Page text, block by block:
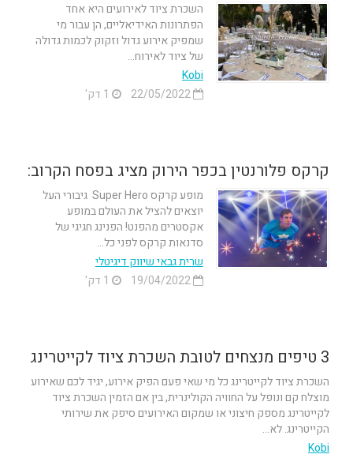
השכרת ציוד לאירועים היא אחד
הפתרונות האידיאליים, הן עבור מי
שמפיק אירוע גדול וזקוק לכמות גדולה
של ציוד לאירוח...
Kobi
22/05/2022
קרקס פלורנטין בכפר הירוק מציג בפסח הקרוב:
מופע קרקס Super Hero גיבורי העל
יוצאים להציל את העולם במופע
אקסטרים מהפנט! הפנינג חגיגי של
סדנאות קרקס לפני כל...
שרית גבאי שיווק דיגיטלי
19/04/2022
3 טיפים מנצחים לטובת השכרת ציוד לקייטרינג
השכרת ציוד לקייטרינג כל מי שאי פעם הפיק אירוע, יגיד לכם שאירוע
מוצלח קם ונופל על החוויה הקולינרית, בין אם הזמין השכרת ציוד
לקייטרינג מספק חיצוני או שמקום האירועים סיפק את שירותי
הקייטרינג. לא...
Kobi